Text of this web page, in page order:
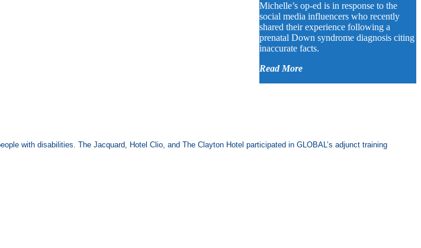
Michelle’s op-ed is in response to the
social media influencers who recently
shared their experience following a
prenatal Down syndrome diagnosis citing
inaccurate facts.
Read More
with disabilities. The Jacquard, Hotel Clio, and The Clayton Hotel participated in GLOBAL’s adjunct training